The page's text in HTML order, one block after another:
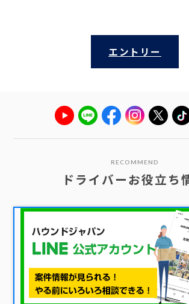
エントリー
RECOMMEND
ドライバーお役立ち